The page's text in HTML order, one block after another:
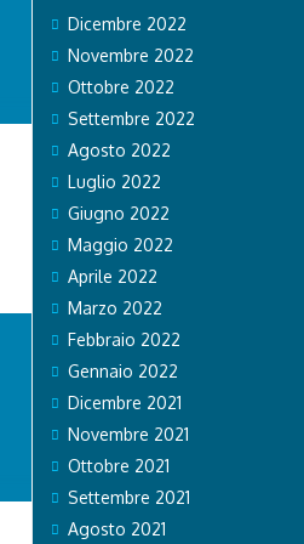
Dicembre 2022
Novembre 2022
Ottobre 2022
Settembre 2022
Agosto 2022
Luglio 2022
Giugno 2022
Maggio 2022
Aprile 2022
Marzo 2022
Febbraio 2022
Gennaio 2022
Dicembre 2021
Novembre 2021
Ottobre 2021
Settembre 2021
Agosto 2021